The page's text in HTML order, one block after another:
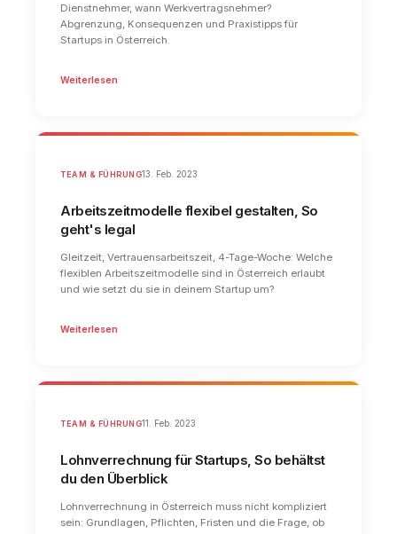
Dienstnehmer, wann Werkvertragsnehmer?
Abgrenzung, Konsequenzen und Praxistipps für
Startups in Österreich.
Weiterlesen
TEAM & FÜHRUNG13. Feb. 2023
Arbeitszeitmodelle flexibel gestalten, So
geht's legal
Gleitzeit, Vertrauensarbeitszeit, 4-Tage-Woche: Welche
flexiblen Arbeitszeitmodelle sind in Österreich erlaubt
und wie setzt du sie in deinem Startup um?
Weiterlesen
TEAM & FÜHRUNG11. Feb. 2023
Lohnverrechnung für Startups, So behältst
du den Überblick
Lohnverrechnung in Österreich muss nicht kompliziert
sein: Grundlagen, Pflichten, Fristen und die Frage, ob